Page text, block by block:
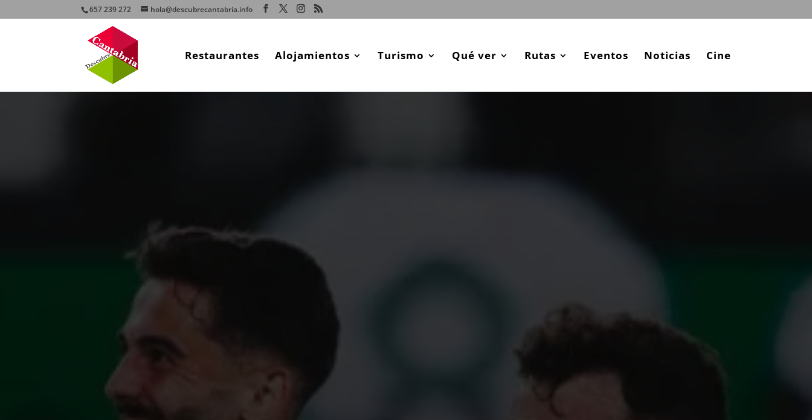
657 239 272 hola@descubrecantabria.info
Restaurantes Alojamientos Turismo Qué ver Rutas Eventos Noticias Cine